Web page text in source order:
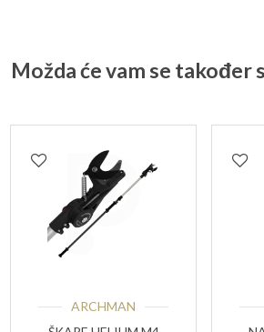
Možda će vam se također
ARCHMAN